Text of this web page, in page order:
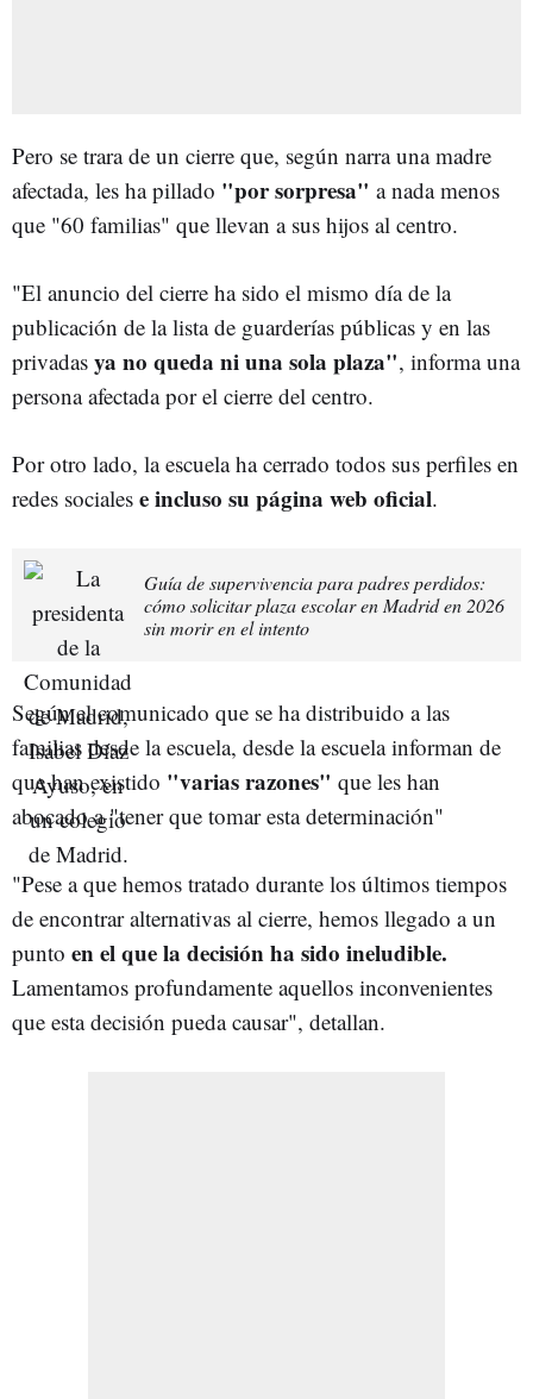
Pero se trara de un cierre que, según narra una madre
afectada, les ha pillado "por sorpresa" a nada menos
que "60 familias" que llevan a sus hijos al centro.
"El anuncio del cierre ha sido el mismo día de la
publicación de la lista de guarderías públicas y en las
privadas ya no queda ni una sola plaza", informa una
persona afectada por el cierre del centro.
Por otro lado, la escuela ha cerrado todos sus perfiles en
redes sociales e incluso su página web oficial.
Guía de supervivencia para padres perdidos:
cómo solicitar plaza escolar en Madrid en 2026
sin morir en el intento
Según el comunicado que se ha distribuido a las
familias desde la escuela, desde la escuela informan de
que han existido "varias razones" que les han
abocado a "tener que tomar esta determinación"
"Pese a que hemos tratado durante los últimos tiempos
de encontrar alternativas al cierre, hemos llegado a un
punto en el que la decisión ha sido ineludible.
Lamentamos profundamente aquellos inconvenientes
que esta decisión pueda causar", detallan.